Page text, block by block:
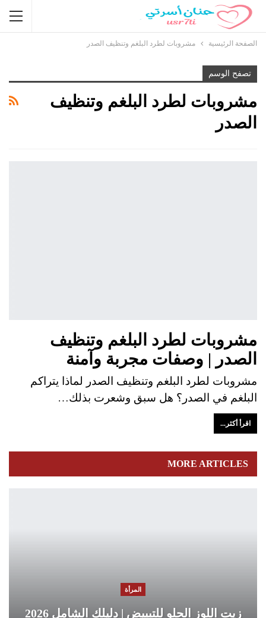
الصفحة الرئيسية مشروبات لطرد البلغم وتنظيف الصدر
تصفح الوسم
مشروبات لطرد البلغم وتنظيف
الصدر
مشروبات لطرد البلغم وتنظيف
الصدر | وصفات مجربة وآمنة
مشروبات لطرد البلغم وتنظيف الصدر لماذا يتراكم
البلغم في الصدر؟ هل سبق وشعرت بذلك…
اقرأ أكثر...
MORE ARTICLES
المرأة
زيت اللوز الحلو للتبييض | دليلك الشامل 2026